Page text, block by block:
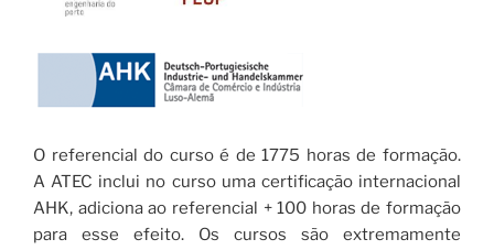
O referencial do curso é de 1775 horas de formação.
A ATEC inclui no curso uma certificação internacional
AHK, adiciona ao referencial + 100 horas de formação
para esse efeito. Os cursos são extremamente